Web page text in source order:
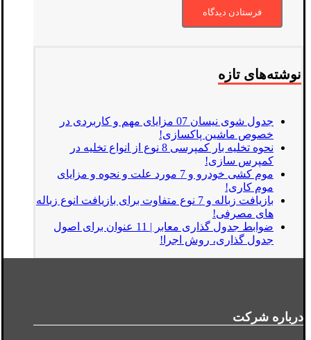
نوشته‌های تازه
جدول شوی نیسان 07 مزایای مهم و کاربردی در
خصوص ماشین پاکسازی!
نحوه تخلیه بار کمپرسی 8 نوع از انواع تخلیه در
کمپرس سازی!
موم کشی خودرو و 7 مورد علت و نحوه و مزایای
موم کاری!
بازیافت زباله و 7 نوع متفاوت برای بازیافت انوع زباله
های مصرفی!
ضوابط جدول گذاری معابر | 11 عنوان برای اصول
جدول گذاری، روش اجرا!
درباره شرکت